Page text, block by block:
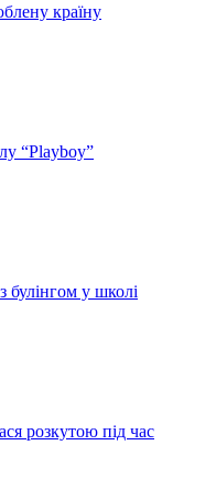
країну
“Playboy”
булінгом у школі
розкутою під час